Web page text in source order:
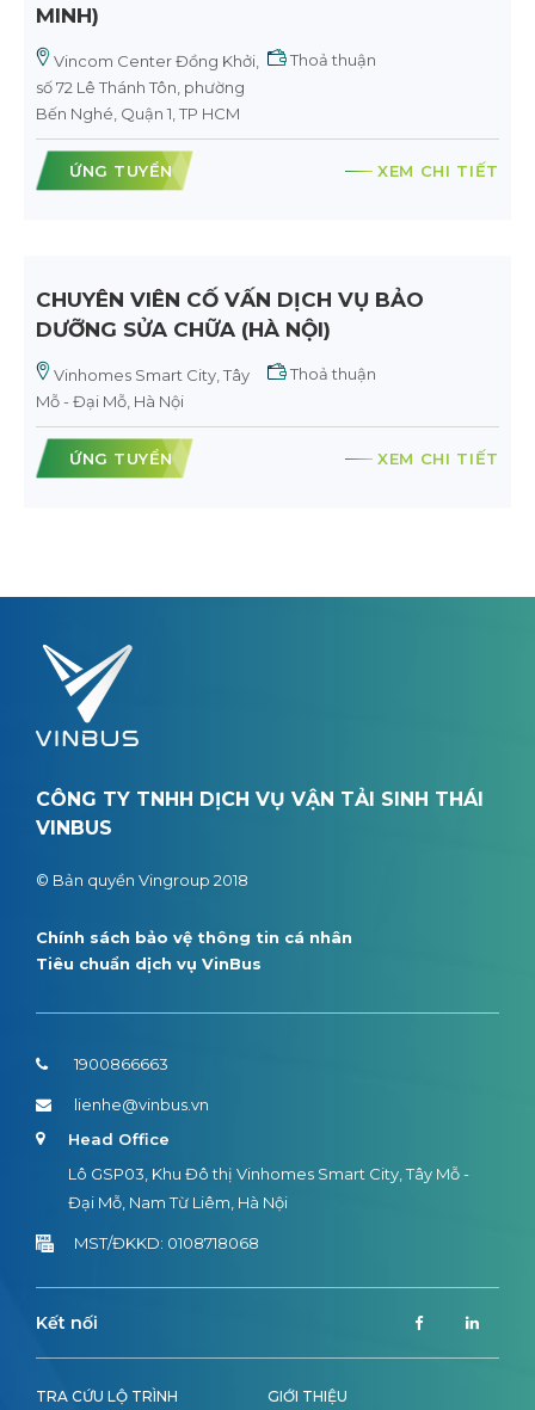
MINH)
Vincom Center Đồng Khởi,
số 72 Lê Thánh Tôn, phường
Bến Nghé, Quận 1, TP HCM
Thoả thuận
ỨNG TUYỂN XEM CHI TIẾT
CHUYÊN VIÊN CỐ VẤN DỊCH VỤ BẢO
DƯỠNG SỬA CHỮA (HÀ NỘI)
Vinhomes Smart City, Tây
Mỗ - Đại Mỗ, Hà Nội
Thoả thuận
ỨNG TUYỂN XEM CHI TIẾT
CÔNG TY TNHH DỊCH VỤ VẬN TẢI SINH THÁI
VINBUS
© Bản quyền Vingroup 2018
Chính sách bảo vệ thông tin cá nhân
Tiêu chuẩn dịch vụ VinBus
TRA CỨU LỘ TRÌNH GIỚI THIỆU
1900866663
lienhe@vinbus.vn
Head Office
Lô GSP03, Khu Đô thị Vinhomes Smart City, Tây Mỗ -
Đại Mỗ, Nam Từ Liêm, Hà Nội
MST/ĐKKD: 0108718068
Kết nối